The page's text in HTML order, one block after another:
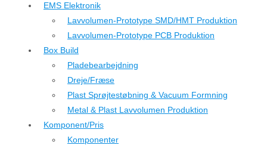
EMS Elektronik
Lavvolumen-Prototype SMD/HMT Produktion
Lavvolumen-Prototype PCB Produktion
Box Build
Pladebearbejdning
Dreje/Fræse
Plast Sprøjtestøbning & Vacuum Formning
Metal & Plast Lavvolumen Produktion
Komponent/Pris
Komponenter